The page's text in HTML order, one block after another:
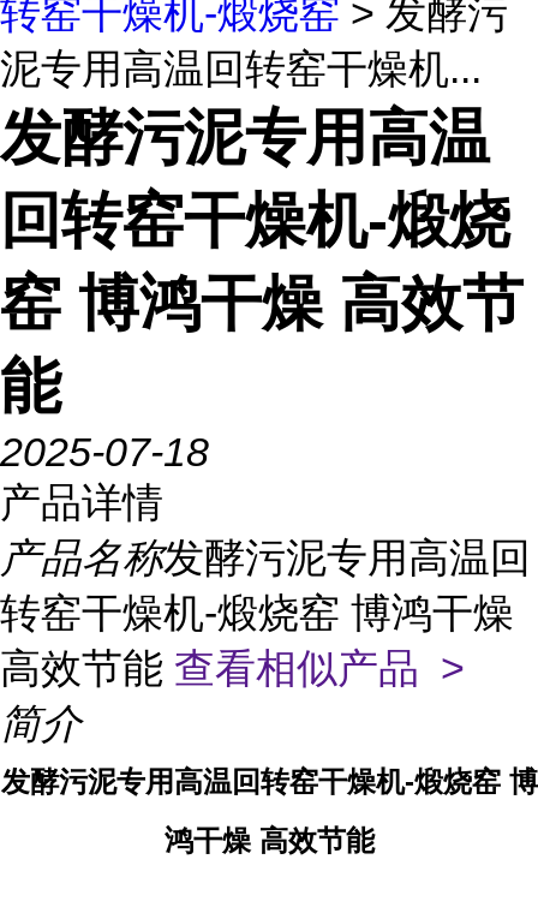
转窑干燥机-煅烧窑 > 发酵污
泥专用高温回转窑干燥机...
发酵污泥专用高温
回转窑干燥机-煅烧
窑 博鸿干燥 高效节
能
2025-07-18
产品详情
产品名称发酵污泥专用高温回
转窑干燥机-煅烧窑 博鸿干燥
高效节能 查看相似产品 >
简介
发酵污泥专用高温回转窑干燥机-煅烧窑 博
鸿干燥 高效节能